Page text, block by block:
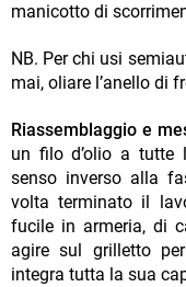
manicotto di
NB. Per chi usi
mai, oliare l’anello di
Riassemblaggio e
un filo d’olio a tutte
senso inverso alla
volta terminato il
fucile in armeria, di
agire sul grilletto
integra tutta la sua